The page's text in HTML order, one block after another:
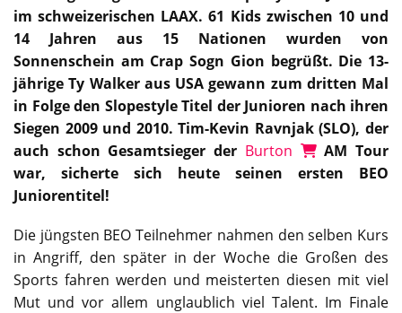
im schweizerischen LAAX. 61 Kids zwischen 10 und
14 Jahren aus 15 Nationen wurden von
Sonnenschein am Crap Sogn Gion begrüßt. Die 13-
jährige Ty Walker aus USA gewann zum dritten Mal
in Folge den Slopestyle Titel der Junioren nach ihren
Siegen 2009 und 2010. Tim-Kevin Ravnjak (SLO), der
auch schon Gesamtsieger der Burton
AM Tour
war, sicherte sich heute seinen ersten BEO
Juniorentitel!
Die jüngsten BEO Teilnehmer nahmen den selben Kurs
in Angriff, den später in der Woche die Großen des
Sports fahren werden und meisterten diesen mit viel
Mut und vor allem unglaublich viel Talent. Im Finale